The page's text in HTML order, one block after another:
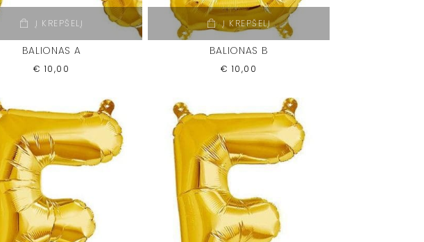
Į KREPŠELĮ
BALIONAS A
€ 10,00
Į KREPŠELĮ
BALIONAS B
€ 10,00